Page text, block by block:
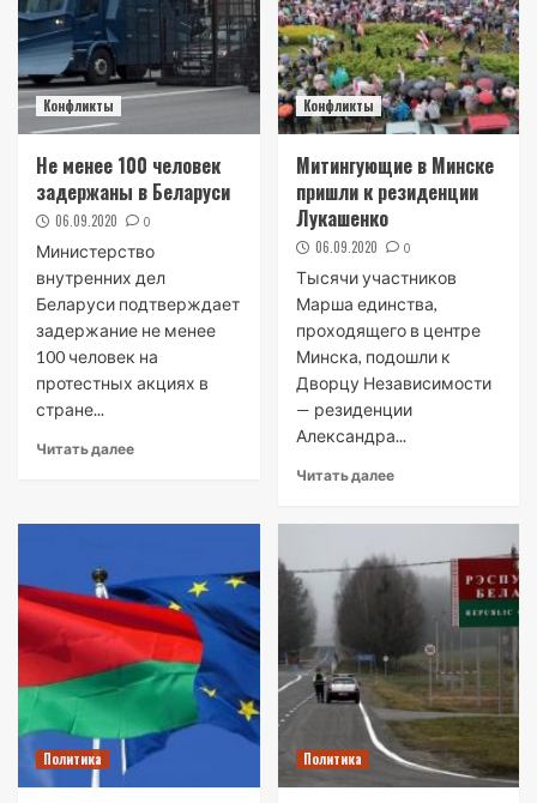
Конфликты
Не менее 100 человек
задержаны в Беларуси
06.09.2020 0
Министерство
внутренних дел
Беларуси подтверждает
задержание не менее
100 человек на
протестных акциях в
стране...
Читать далее
Конфликты
Митингующие в Минске
пришли к резиденции
Лукашенко
06.09.2020 0
Тысячи участников
Марша единства,
проходящего в центре
Минска, подошли к
Дворцу Независимости
— резиденции
Александра...
Читать далее
Политика Политика